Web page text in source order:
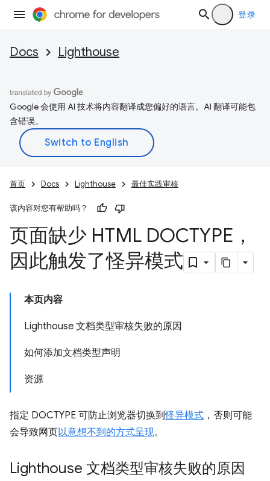
登录
Docs Lighthouse
Google 会使用 AI 技术将内容翻译成您偏好的语言。AI 翻译可能包
含错误。
首页 Docs Lighthouse 最佳实践审核
该内容对您有帮助吗？
页面缺少 HTML DOCTYPE，
因此触发了怪异模式
本页内容
Lighthouse 文档类型审核失败的原因
如何添加文档类型声明
资源
指定 DOCTYPE 可防止浏览器切换到怪异模式 ，否则可能
会导致网页以意想不到的方式呈现。
Lighthouse 文档类型审核失败的原因